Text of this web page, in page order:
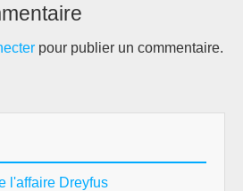
pour publier un commentaire.
l'affaire Dreyfus